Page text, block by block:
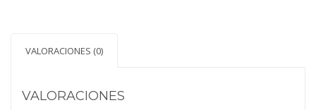
VALORACIONES (0)
VALORACIONES